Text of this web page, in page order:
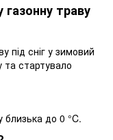
траву
під сніг у зимовий
та стартувало
близька до 0 °C.